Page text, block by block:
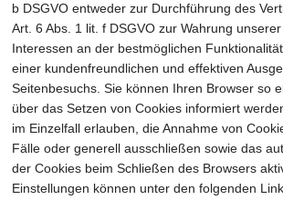
b DSGVO entweder zur Durchführung des
Art. 6 Abs. 1 lit. f DSGVO zur Wahrung
Interessen an der bestmöglichen
einer kundenfreundlichen und effektiven
Seitenbesuchs. Sie können Ihren Browser so
über das Setzen von Cookies informiert
im Einzelfall erlauben, die Annahme von
Fälle oder generell ausschließen sowie das
der Cookies beim Schließen des Browsers
Einstellungen können unter den folgenden